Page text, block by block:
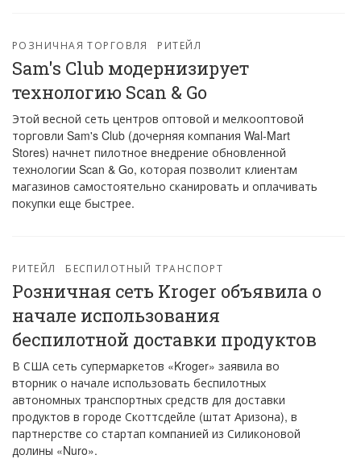
РОЗНИЧНАЯ ТОРГОВЛЯ РИТЕЙЛ
Sam's Club модернизирует
технологию Scan & Go
Этой весной сеть центров оптовой и мелкооптовой
торговли Sam's Club (дочерняя компания Wal-Mart
Stores) начнет пилотное внедрение обновленной
технологии Scan & Go, которая позволит клиентам
магазинов самостоятельно сканировать и оплачивать
покупки еще быстрее.
РИТЕЙЛ БЕСПИЛОТНЫЙ ТРАНСПОРТ
Розничная сеть Kroger объявила о
начале использования
беспилотной доставки продуктов
В США сеть супермаркетов «Kroger» заявила во
вторник о начале использовать беспилотных
автономных транспортных средств для доставки
продуктов в городе Скоттсдейле (штат Аризона), в
партнерстве со стартап компанией из Силиконовой
долины «Nuro».